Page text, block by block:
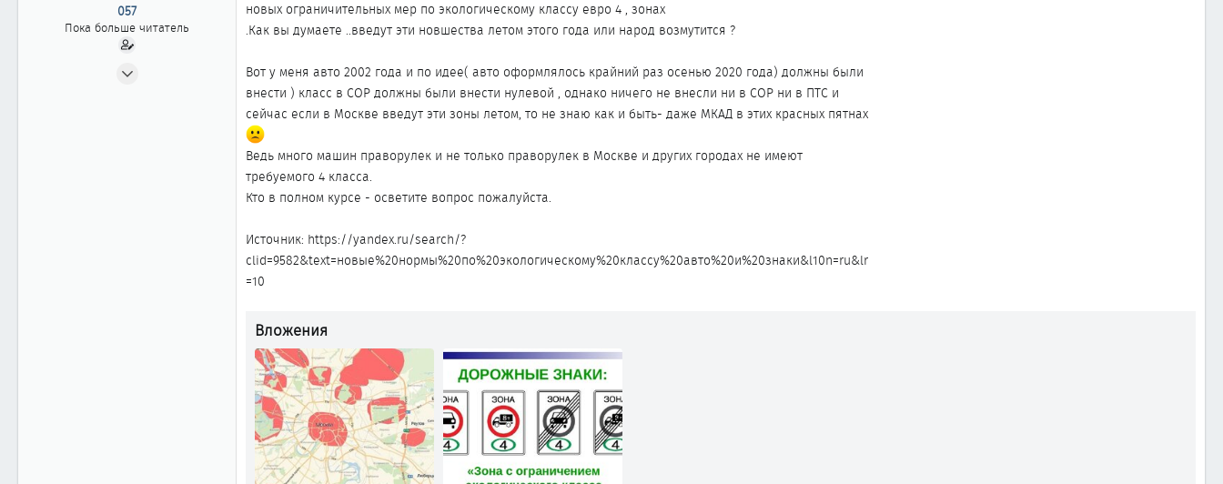
057
Пока больше читатель
новых ограничительных мер по экологическому классу евро 4 , зонах
.Как вы думаете ..введут эти новшества летом этого года или народ возмутится ?
Вот у меня авто 2002 года и по идее( авто оформлялось крайний раз осенью 2020 года) должны были
внести ) класс в СОР должны были внести нулевой , однако ничего не внесли ни в СОР ни в ПТС и
сейчас если в Москве введут эти зоны летом, то не знаю как и быть- даже МКАД в этих красных пятнах
Ведь много машин праворулек и не только праворулек в Москве и других городах не имеют
требуемого 4 класса.
Кто в полном курсе - осветите вопрос пожалуйста.
Источник: https://yandex.ru/search/?
clid=9582&text=новые%20нормы%20по%20экологическому%20классу%20авто%20и%20знаки&l10n=ru&lr
=10
Вложения